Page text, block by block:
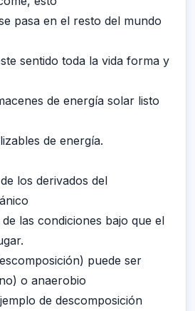
pasa en el resto del mundo
sentido toda la vida forma y
de energía solar listo
de energía.
los derivados del
las condiciones bajo que el
puede ser
o anaerobio
de descomposición